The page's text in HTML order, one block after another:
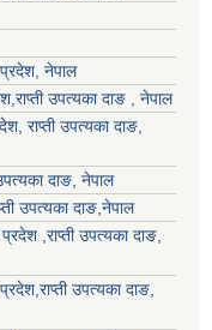
प्रदेश, नेपाल
,राप्ती उपत्यका दाङ , नेपाल
, राप्ती उपत्यका दाङ,
दाङ, नेपाल
उपत्यका दाङ,नेपाल
प्रदेश ,राप्ती उपत्यका दाङ,
प्रदेश,राप्ती उपत्यका दाङ,